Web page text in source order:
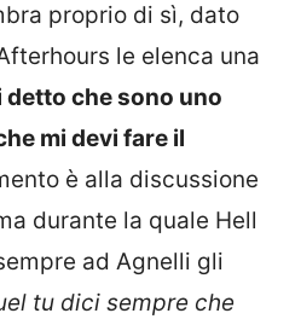
proprio di sì, dato
le elenca una
detto che sono uno
mi devi fare il
è alla discussione
durante la quale Hell
ad Agnelli gli
tu dici sempre che